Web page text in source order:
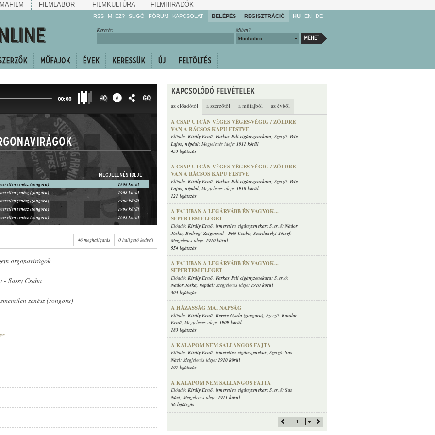
MAFILM FILMLABOR FILMKULTÚRA FILMHIRADÓK
RSS MI EZ? SÚGÓ
Gyarapítsa!
FÓRUM KAPCSOLAT BELÉPÉS REGISZTRÁCIÓ HU EN DE
Miben?
Mindenben
Keresés:
az előadótól a szerzőtől a műfajból az évből
A CSAP UTCÁN VÉGES VÉGES-VÉGIG / ZÖLDRE
VAN A RÁCSOS KAPU FESTVE
Előadó: Király Ernő, Farkas Pali cigányzenekara; Szerző: Pete
Lajos, népdal; Megjelenés ideje: 1911 körül
453 lejátszás
A CSAP UTCÁN VÉGES VÉGES-VÉGIG / ZÖLDRE
VAN A RÁCSOS KAPU FESTVE
Előadó: Király Ernő, Farkas Pali cigányzenekara; Szerző: Pete
Lajos, népdal; Megjelenés ideje: 1910 körül
121 lejátszás
A FALUBAN A LEGÁRVÁBB ÉN VAGYOK...
SEPERTEM ELEGET
Előadó: Király Ernő, ismeretlen cigányzenekar; Szerző: Nádor
Jóska, Bodrogi Zsigmond - Pető Csaba, Szerdahelyi József;
Megjelenés ideje: 1910 körül
554 lejátszás
A FALUBAN A LEGÁRVÁBB ÉN VAGYOK...
SEPERTEM ELEGET
Előadó: Király Ernő, Farkas Pali cigányzenekara; Szerző:
Nádor Jóska, népdal; Megjelenés ideje: 1910 körül
304 lejátszás
A HÁZASSÁG MAI NAPSÁG
Előadó: Király Ernő, Revere Gyula (zongora); Szerző: Kondor
Ernő; Megjelenés ideje: 1909 körül
183 lejátszás
A KALAPOM NEM SALLANGOS FAJTA
Előadó: Király Ernő, ismeretlen cigányzenekar; Szerző: Sas
Náci; Megjelenés ideje: 1910 körül
107 lejátszás
A KALAPOM NEM SALLANGOS FAJTA
Előadó: Király Ernő, ismeretlen cigányzenekar; Szerző: Sas
Náci; Megjelenés ideje: 1911 körül
56 lejátszás
1
00:00 HQ GO
MEGJELENÉS IDEJE
zenész (zongora)
1908 körül
zenész (zongora)
1908 körül
zenész (zongora)
1908 körül
zenész (zongora)
1908 körül
zenész (zongora)
1908 körül
zenész (zongora)
1908 körül
1908 körül
zenész (zongora)
1908 körül
zenész (zongora)
zenész (zongora)
1908 körül
cigányzenekar
zenész (zongora)
zenész (zongora)
Gyula (zongora)
Gyula (zongora)
1909 körül
Béla cigányzenekara
cigányzenekar
Béla cigányzenekara
Béla cigányzenekara
46 meghallgatás 0 hallgató kedveli
orgonavirágok
- Sassy Csaba
zenész (zongora)